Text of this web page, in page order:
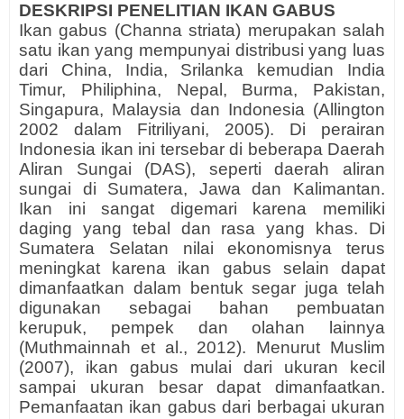
DESKRIPSI PENELITIAN IKAN GABUS
Ikan gabus (Channa striata) merupakan salah
satu ikan yang mempunyai distribusi yang luas
dari China, India, Srilanka kemudian India
Timur, Philiphina, Nepal, Burma, Pakistan,
Singapura, Malaysia dan Indonesia (Allington
2002 dalam Fitriliyani, 2005). Di perairan
Indonesia ikan ini tersebar di beberapa Daerah
Aliran Sungai (DAS), seperti daerah aliran
sungai di Sumatera, Jawa dan Kalimantan.
Ikan ini sangat digemari karena memiliki
daging yang tebal dan rasa yang khas. Di
Sumatera Selatan nilai ekonomisnya terus
meningkat karena ikan gabus selain dapat
dimanfaatkan dalam bentuk segar juga telah
digunakan sebagai bahan pembuatan
kerupuk, pempek dan olahan lainnya
(Muthmainnah et al., 2012). Menurut Muslim
(2007), ikan gabus mulai dari ukuran kecil
sampai ukuran besar dapat dimanfaatkan.
Pemanfaatan ikan gabus dari berbagai ukuran